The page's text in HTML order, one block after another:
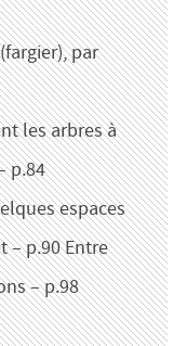
par
les arbres à
p.84
espaces
– p.90 Entre
– p.98